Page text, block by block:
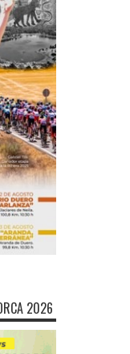
2026